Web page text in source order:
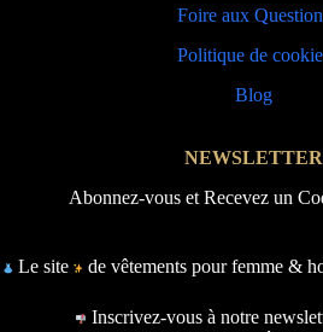
Foire aux
Politique de
Blog
NEWSLETTER
Abonnez-vous et Recevez un
Le site de vêtements pour femme &
Inscrivez-vous à notre